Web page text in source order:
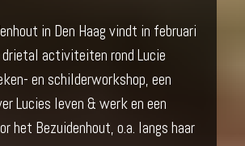
in Den Haag vindt in februari
activiteiten rond Lucie
en schilderworkshop, een
Lucies leven & werk en een
het Bezuidenhout, o.a. langs haar